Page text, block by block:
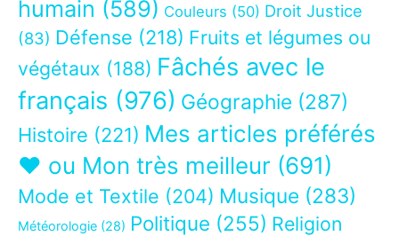
humain (589) Couleurs (50) Droit Justice
(83) Défense (218) Fruits et légumes ou
végétaux (188) Fâchés avec le
français (976) Géographie (287)
Histoire (221) Mes articles préférés
❤ ou Mon très meilleur (691)
Mode et Textile (204) Musique (283)
Météorologie (28) Politique (255) Religion